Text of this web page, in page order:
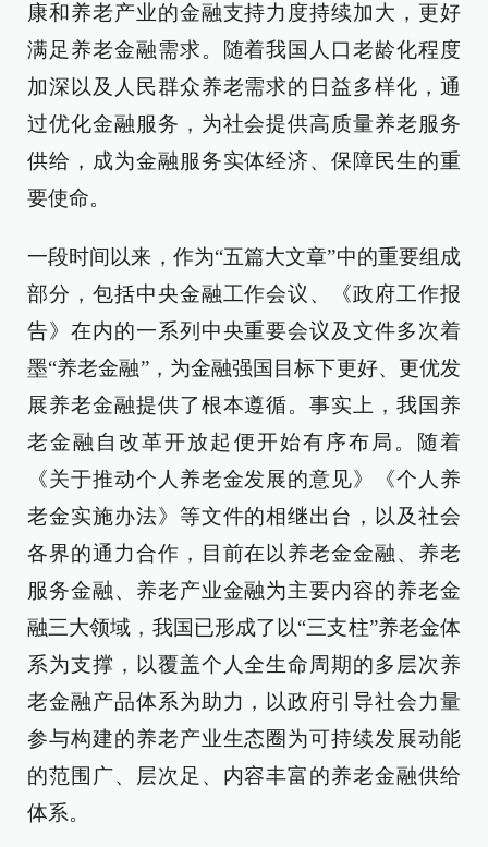
康和养老产业的金融支持力度持续加大，更好
满足养老金融需求。随着我国人口老龄化程度
加深以及人民群众养老需求的日益多样化，通
过优化金融服务，为社会提供高质量养老服务
供给，成为金融服务实体经济、保障民生的重
要使命。
一段时间以来，作为“五篇大文章”中的重要组成
部分，包括中央金融工作会议、《政府工作报
告》在内的一系列中央重要会议及文件多次着
墨“养老金融”，为金融强国目标下更好、更优发
展养老金融提供了根本遵循。事实上，我国养
老金融自改革开放起便开始有序布局。随着
《关于推动个人养老金发展的意见》《个人养
老金实施办法》等文件的相继出台，以及社会
各界的通力合作，目前在以养老金金融、养老
服务金融、养老产业金融为主要内容的养老金
融三大领域，我国已形成了以“三支柱”养老金体
系为支撑，以覆盖个人全生命周期的多层次养
老金融产品体系为助力，以政府引导社会力量
参与构建的养老产业生态圈为可持续发展动能
的范围广、层次足、内容丰富的养老金融供给
体系。